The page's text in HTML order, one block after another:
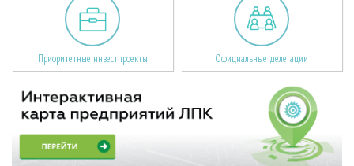
Приоритетные инвестпроекты Официальные делегации